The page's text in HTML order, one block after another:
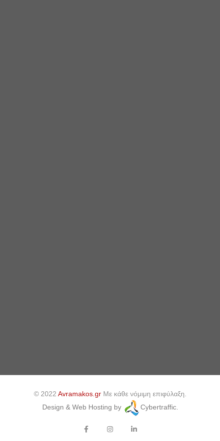
© 2022 Avramakos.grΜε κάθε νόμιμη επιφύλαξη.
Design & Web Hosting by
Cybertraffic.